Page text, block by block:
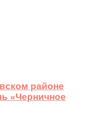
районе
«Черничное